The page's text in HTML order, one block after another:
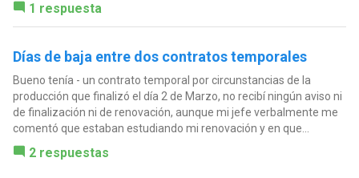
1 respuesta
Días de baja entre dos contratos temporales
Bueno tenía - un contrato temporal por circunstancias de la
producción que finalizó el día 2 de Marzo, no recibí ningún aviso ni
de finalización ni de renovación, aunque mi jefe verbalmente me
comentó que estaban estudiando mi renovación y en que...
2 respuestas